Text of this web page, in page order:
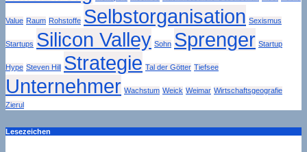
Value Raum Rohstoffe Selbstorganisation Sexismus
Startups Silicon Valley Sohn Sprenger Startup
Hype Steven Hill Strategie Tal der Götter Tiefsee
Unternehmer Wachstum Weick Weimar Wirtschaftsgeografie
Zierul
Lesezeichen